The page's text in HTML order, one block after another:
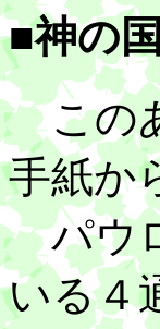
■神の
このあ
手紙か
パウロ
いる４